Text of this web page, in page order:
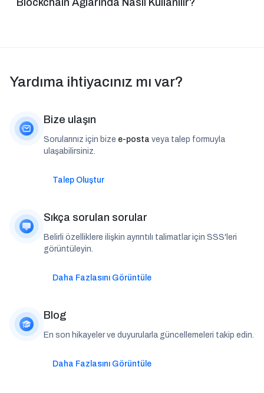
Yardıma ihtiyacınız mı var?
Bize ulaşın
Sorularınız için bize e-posta veya talep formuyla
ulaşabilirsiniz.
Talep Oluştur
Sıkça sorulan sorular
Belirli özelliklere ilişkin ayrıntılı talimatlar için SSS'leri
görüntüleyin.
Daha Fazlasını Görüntüle
Blog
En son hikayeler ve duyurularla güncellemeleri takip edin.
Daha Fazlasını Görüntüle